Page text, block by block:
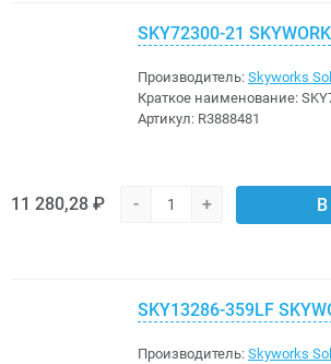
SKY72300-21
Производитель: Skyworks
Краткое наименование:
Артикул: R3888481
11 280,28 ₽ - + В
SKY13286-359LF
Производитель: Skyworks